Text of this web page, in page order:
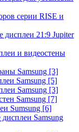
серии RISE и
21:9 Jupiter
и видеостены
Samsung [3]
Samsung [5]
Samsung [3]
Samsung [7]
Sumsung [6]
Samsung